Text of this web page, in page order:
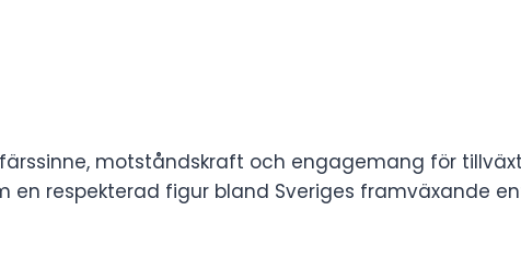
motståndskraft och engagemang för
en respekterad figur bland Sveriges framväxande